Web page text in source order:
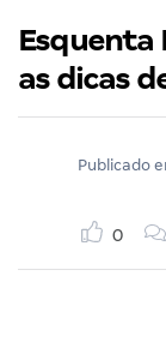
Esquenta
as dicas
Publicado
0